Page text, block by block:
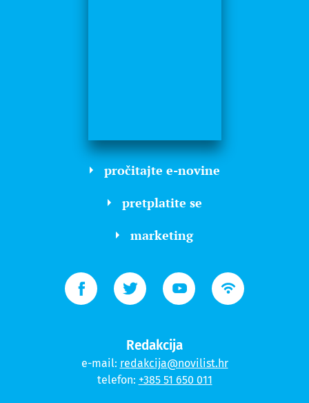
pročitajte e-novine
pretplatite se
marketing
Redakcija
e-mail: redakcija@novilist.hr
telefon: +385 51 650 011